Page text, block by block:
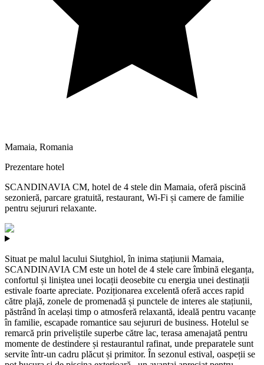
Mamaia, Romania
Prezentare hotel
SCANDINAVIA CM, hotel de 4 stele din Mamaia, oferă piscină
sezonieră, parcare gratuită, restaurant, Wi‑Fi și camere de familie
pentru sejururi relaxante.
Situat pe malul lacului Siutghiol, în inima stațiunii Mamaia,
SCANDINAVIA CM este un hotel de 4 stele care îmbină eleganța,
confortul și liniștea unei locații deosebite cu energia unei destinații
estivale foarte apreciate. Poziționarea excelentă oferă acces rapid
către plajă, zonele de promenadă și punctele de interes ale stațiunii,
păstrând în același timp o atmosferă relaxantă, ideală pentru vacanțe
în familie, escapade romantice sau sejururi de business. Hotelul se
remarcă prin priveliștile superbe către lac, terasa amenajată pentru
momente de destindere și restaurantul rafinat, unde preparatele sunt
servite într-un cadru plăcut și primitor. În sezonul estival, oaspeții se